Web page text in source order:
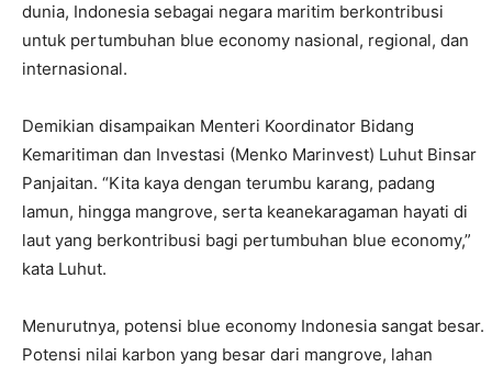
dunia, Indonesia sebagai negara maritim berkontribusi
untuk pertumbuhan blue economy nasional, regional, dan
internasional.
Demikian disampaikan Menteri Koordinator Bidang
Kemaritiman dan Investasi (Menko Marinvest) Luhut Binsar
Panjaitan. “Kita kaya dengan terumbu karang, padang
lamun, hingga mangrove, serta keanekaragaman hayati di
laut yang berkontribusi bagi pertumbuhan blue economy,”
kata Luhut.
Menurutnya, potensi blue economy Indonesia sangat besar.
Potensi nilai karbon yang besar dari mangrove, lahan